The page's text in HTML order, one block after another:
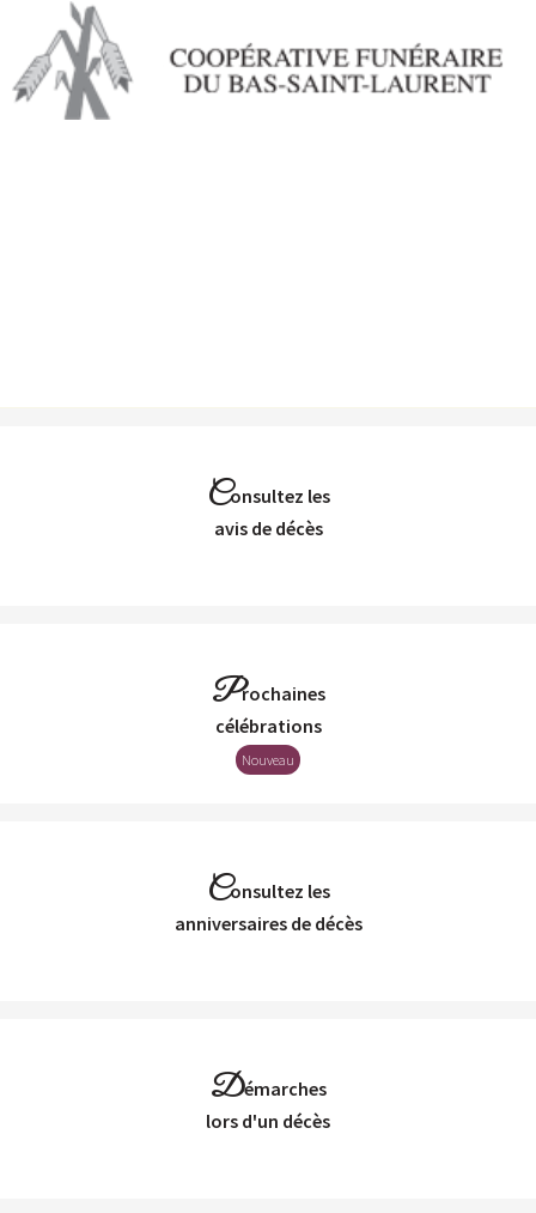
contenu
principal
Consultez les
Avis de décès
Prochaines
Célébrations
Nouveau
Consultez les
Anniversaires de décès
Démarches
Lors d'un décès